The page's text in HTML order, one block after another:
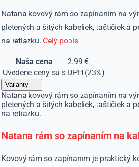
Natana kovový rám so zapínaním na
pletených a šitých kabeliek, taštičiek a
na retiazku. Celý popis
Naša cena
2.99 €
Uvedené ceny sú s DPH (23%)
Varianty
Natana kovový rám so zapínaním na
pletených a šitých kabeliek, taštičiek a
na retiazku.
Natana rám so zapínaním na
Kovový rám so zapínaním je praktický